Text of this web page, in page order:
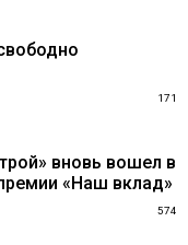
171
вновь вошел в
«Наш вклад»
574